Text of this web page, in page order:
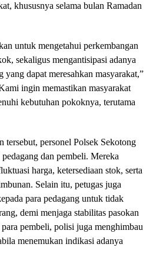
khususnya selama bulan Ramadan
untuk mengetahui perkembangan
sekaligus mengantisipasi adanya
dapat meresahkan masyarakat,”
ingin memastikan masyarakat
kebutuhan pokoknya, terutama
tersebut, personel Polsek Sekotong
dan pembeli. Mereka
harga, ketersediaan stok, serta
Selain itu, petugas juga
para pedagang untuk tidak
demi menjaga stabilitas pasokan
pembeli, polisi juga menghimbau
menemukan indikasi adanya